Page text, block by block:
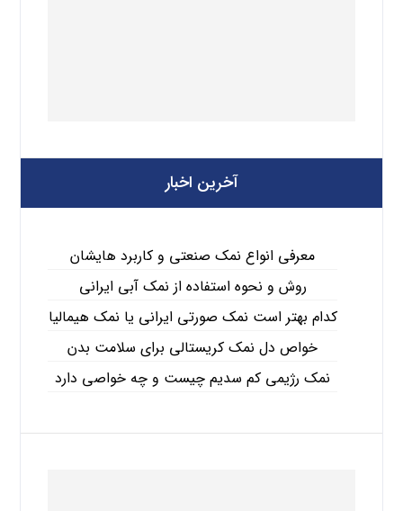
آخرین اخبار
معرفی انواع نمک صنعتی و کاربرد هایشان
روش و نحوه استفاده از نمک آبی ایرانی
کدام بهتر است نمک صورتی ایرانی یا نمک هیمالیا
خواص دل نمک کریستالی برای سلامت بدن
نمک رژیمی کم سدیم چیست و چه خواصی دارد